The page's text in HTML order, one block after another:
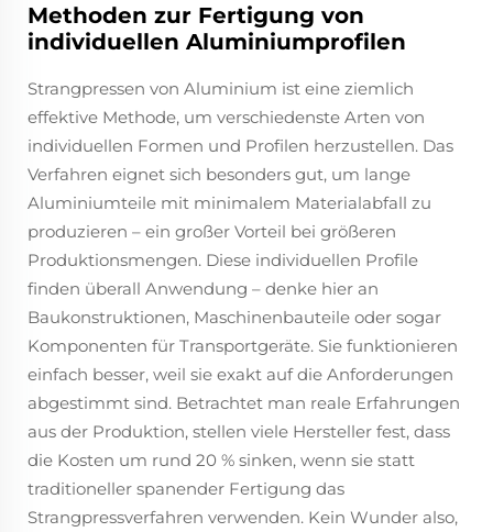
Methoden zur Fertigung von
individuellen Aluminiumprofilen
Strangpressen von Aluminium ist eine ziemlich
effektive Methode, um verschiedenste Arten von
individuellen Formen und Profilen herzustellen. Das
Verfahren eignet sich besonders gut, um lange
Aluminiumteile mit minimalem Materialabfall zu
produzieren – ein großer Vorteil bei größeren
Produktionsmengen. Diese individuellen Profile
finden überall Anwendung – denke hier an
Baukonstruktionen, Maschinenbauteile oder sogar
Komponenten für Transportgeräte. Sie funktionieren
einfach besser, weil sie exakt auf die Anforderungen
abgestimmt sind. Betrachtet man reale Erfahrungen
aus der Produktion, stellen viele Hersteller fest, dass
die Kosten um rund 20 % sinken, wenn sie statt
traditioneller spanender Fertigung das
Strangpressverfahren verwenden. Kein Wunder also,